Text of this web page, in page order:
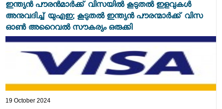
ഇന്ത്യൻ പൗരൻമാർക്ക് വിസയിൽ കൂടുതൽ ഇളവുകൾ
അനുവദിച്ച് യുഎഇ; കൂടുതൽ ഇന്ത്യൻ പൗരന്മാർക്ക് വിസ
ഓൺ അറൈവൽ സൗകര്യം ഒരുക്കി
19 October 2024